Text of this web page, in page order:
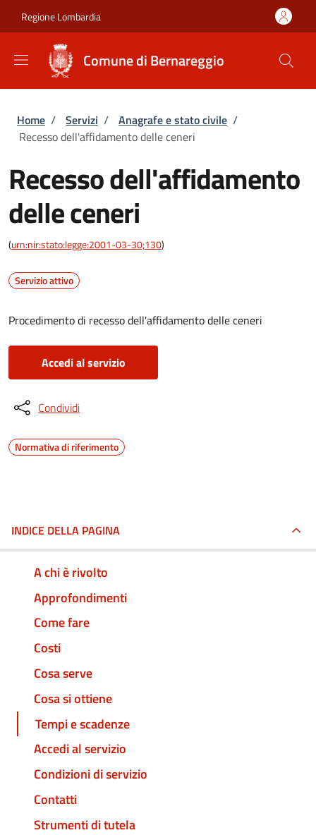
Regione Lombardia
Comune di Bernareggio
Briciole di pane
Home / Servizi / Anagrafe e stato civile /
Recesso dell'affidamento delle ceneri
Recesso dell'affidamento
delle ceneri
(urn:nir:stato:legge:2001-03-30;130)
Servizio attivo
Procedimento di recesso dell'affidamento delle ceneri
Accedi al servizio
Condividi
Normativa di riferimento
INDICE DELLA PAGINA
A chi è rivolto
Approfondimenti
Come fare
Costi
Cosa serve
Cosa si ottiene
Tempi e scadenze
Accedi al servizio
Condizioni di servizio
Contatti
Strumenti di tutela